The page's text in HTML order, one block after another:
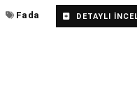
Fada DETAYLI